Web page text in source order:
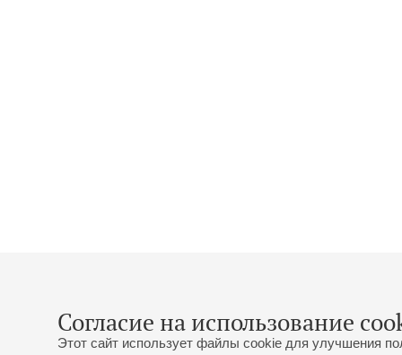
Согласие на использование
Этот сайт использует файлы cookie для улучшения